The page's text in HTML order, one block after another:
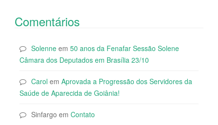
Comentários
Solenne em 50 anos da Fenafar Sessão Solene
Câmara dos Deputados em Brasília 23/10
Carol em Aprovada a Progressão dos Servidores da
Saúde de Aparecida de Goiânia!
Sinfargo em Contato